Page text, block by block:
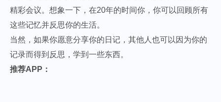
精彩会议。想象一下，在20年的时间你，你可以回顾所有
这些记忆并反思你的生活。
当然，如果你愿意分享你的日记，其他人也可以因为你的
记录而得到反思，学到一些东西。
推荐APP：